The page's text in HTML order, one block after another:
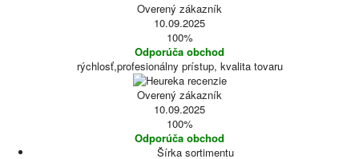
Overený zákazník
10.09.2025
100%
Odporúča obchod
rýchlosť,profesionálny prístup, kvalita tovaru
Overený zákazník
10.09.2025
100%
Odporúča obchod
Šírka sortimentu